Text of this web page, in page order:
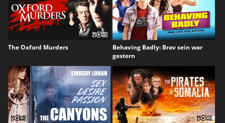
The Oxford Murders
Behaving Badly: Brav sein war
gestern